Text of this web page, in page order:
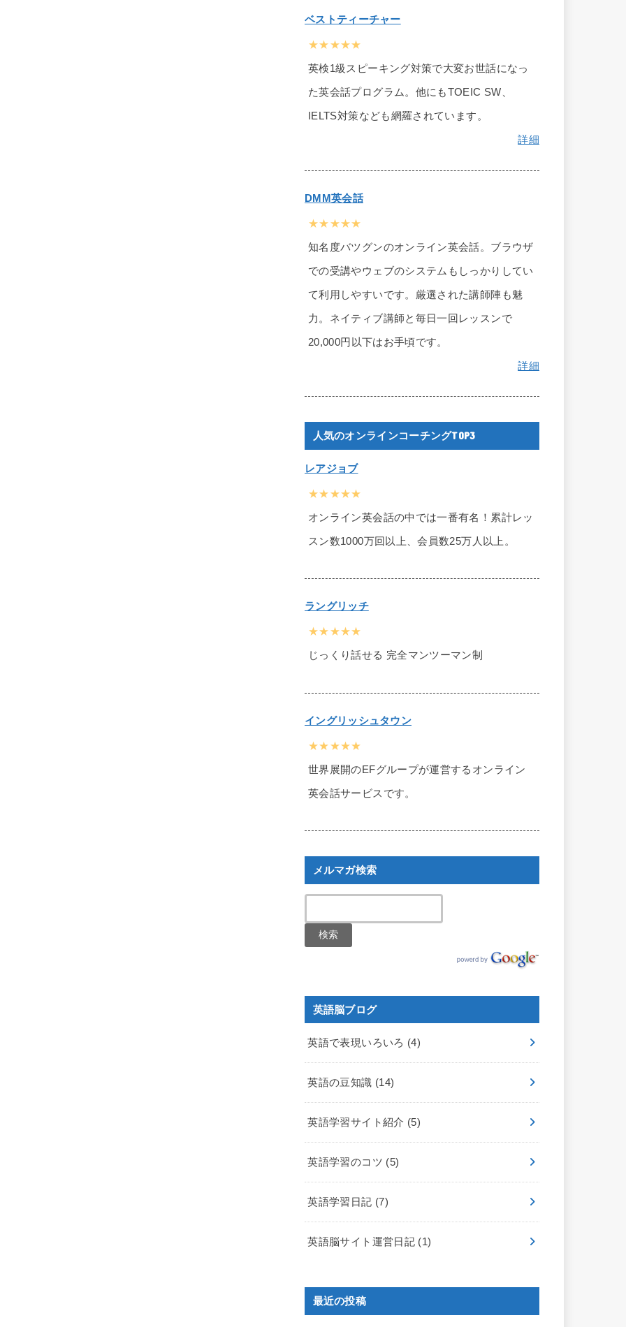
ベストティーチャー
★★★★★
英検1級スピーキング対策で大変お世話になっ
た英会話プログラム。他にもTOEIC SW、
IELTS対策なども網羅されています。
詳細
DMM英会話
★★★★★
知名度バツグンのオンライン英会話。ブラウザ
での受講やウェブのシステムもしっかりしてい
て利用しやすいです。厳選された講師陣も魅
力。ネイティブ講師と毎日一回レッスンで
20,000円以下はお手頃です。
詳細
人気のオンラインコーチングTOP3
レアジョブ
★★★★★
オンライン英会話の中では一番有名！累計レッ
スン数1000万回以上、会員数25万人以上。
ラングリッチ
★★★★★
じっくり話せる 完全マンツーマン制
イングリッシュタウン
★★★★★
世界展開のEFグループが運営するオンライン
英会話サービスです。
メルマガ検索
英語脳ブログ
英語で表現いろいろ (4)
英語の豆知識 (14)
英語学習サイト紹介 (5)
英語学習のコツ (5)
英語学習日記 (7)
英語脳サイト運営日記 (1)
最近の投稿